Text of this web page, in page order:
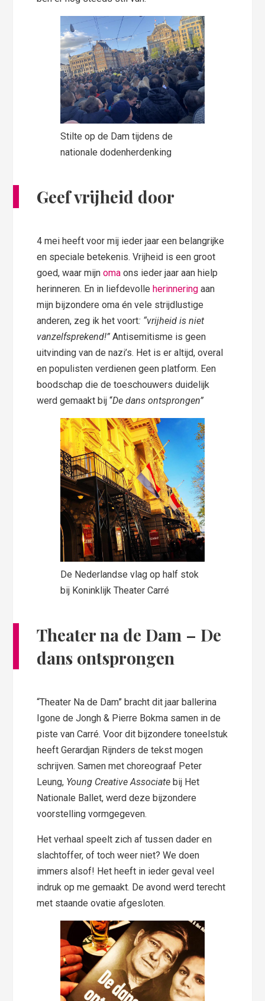
Stilte op de Dam tijdens de
nationale dodenherdenking
Geef vrijheid door
4 mei heeft voor mij ieder jaar een belangrijke
en speciale betekenis. Vrijheid is een groot
goed, waar mijnoma ons ieder jaar aan hielp
herinneren. En in liefdevolleherinnering aan
mijn bijzondere oma én vele strijdlustige
anderen, zeg ik het voort: “vrijheid is niet
vanzelfsprekend!” Antisemitisme is geen
uitvinding van de nazi’s. Het is er altijd, overal
en populisten verdienen geen platform. Een
boodschap die de toeschouwers duidelijk
werd gemaakt bij “De dans ontsprongen”
De Nederlandse vlag op half stok
bij Koninklijk Theater Carré
Theater na de Dam – De
dans ontsprongen
“Theater Na de Dam” bracht dit jaar ballerina
Igone de Jongh & Pierre Bokma samen in de
piste van Carré. Voor dit bijzondere toneelstuk
heeft Gerardjan Rijnders de tekst mogen
schrijven. Samen met choreograaf Peter
Leung, Young Creative Associate bij Het
Nationale Ballet, werd deze bijzondere
voorstelling vormgegeven.
Het verhaal speelt zich af tussen dader en
slachtoffer, of toch weer niet? We doen
immers alsof! Het heeft in ieder geval veel
indruk op me gemaakt. De avond werd terecht
met staande ovatie afgesloten.